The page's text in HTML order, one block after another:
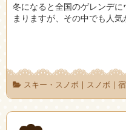
冬になると全国のゲレンデ
まりますが、その中でも人
スキー・スノボ | スノボ |